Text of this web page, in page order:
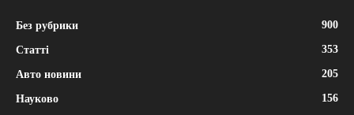
Без рубрики 900
Статті 353
Авто новини 205
Науково 156